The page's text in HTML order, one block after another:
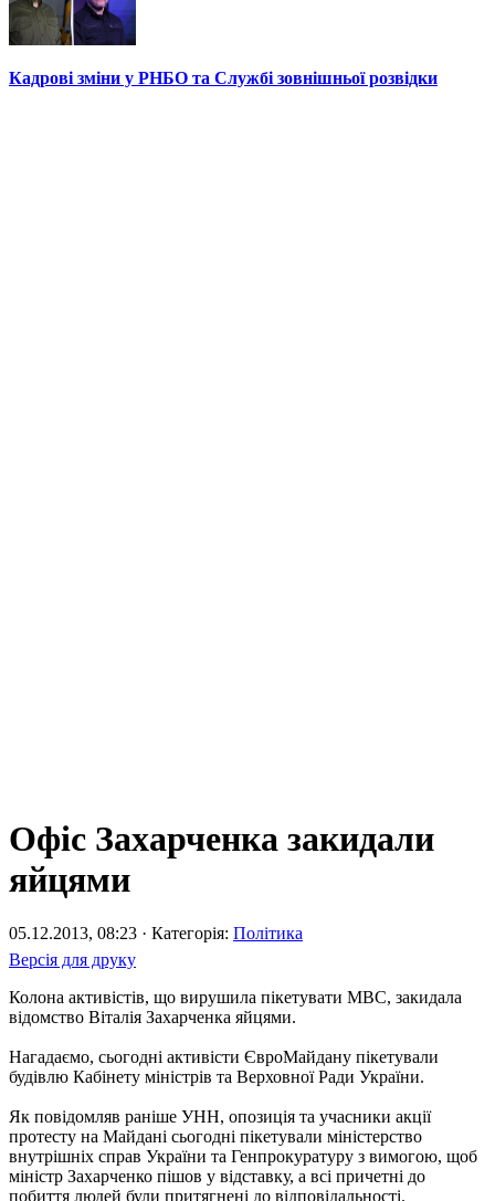
Кадрові зміни у РНБО та Службі зовнішньої розвідки
Офіс Захарченка закидали
яйцями
05.12.2013, 08:23 · Категорія: Політика
Версія для друку
Колона активістів, що вирушила пікетувати МВС, закидала
відомство Віталія Захарченка яйцями.
Нагадаємо, сьогодні активісти ЄвроМайдану пікетували
будівлю Кабінету міністрів та Верховної Ради України.
Як повідомляв раніше УНН, опозиція та учасники акції
протесту на Майдані сьогодні пікетували міністерство
внутрішніх справ України та Генпрокуратуру з вимогою, щоб
міністр Захарченко пішов у відставку, а всі причетні до
побиття людей були притягнені до відповідальності.